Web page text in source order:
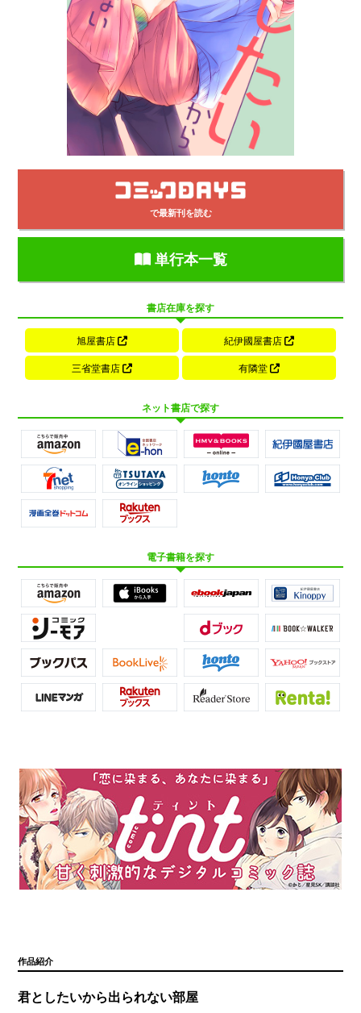
で最新刊を読む
単行本一覧
書店在庫を探す
旭屋書店 紀伊國屋書店
三省堂書店 有隣堂
ネット書店で探す
電子書籍を探す
作品紹介
君としたいから出られない部屋